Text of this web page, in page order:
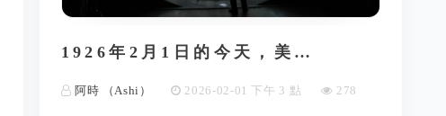
1926年2月1日的今天，美…
阿時 （Ashi） 2026-02-01 下午 3 點 278